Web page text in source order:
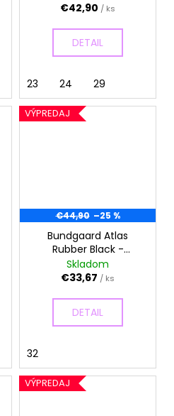
€42,90 / ks
DETAIL
23 24 29
VÝPREDAJ
€44,90 –25 %
Bundgaard Atlas
Rubber Black -
Gumáky
Skladom
€33,67 / ks
DETAIL
32
VÝPREDAJ